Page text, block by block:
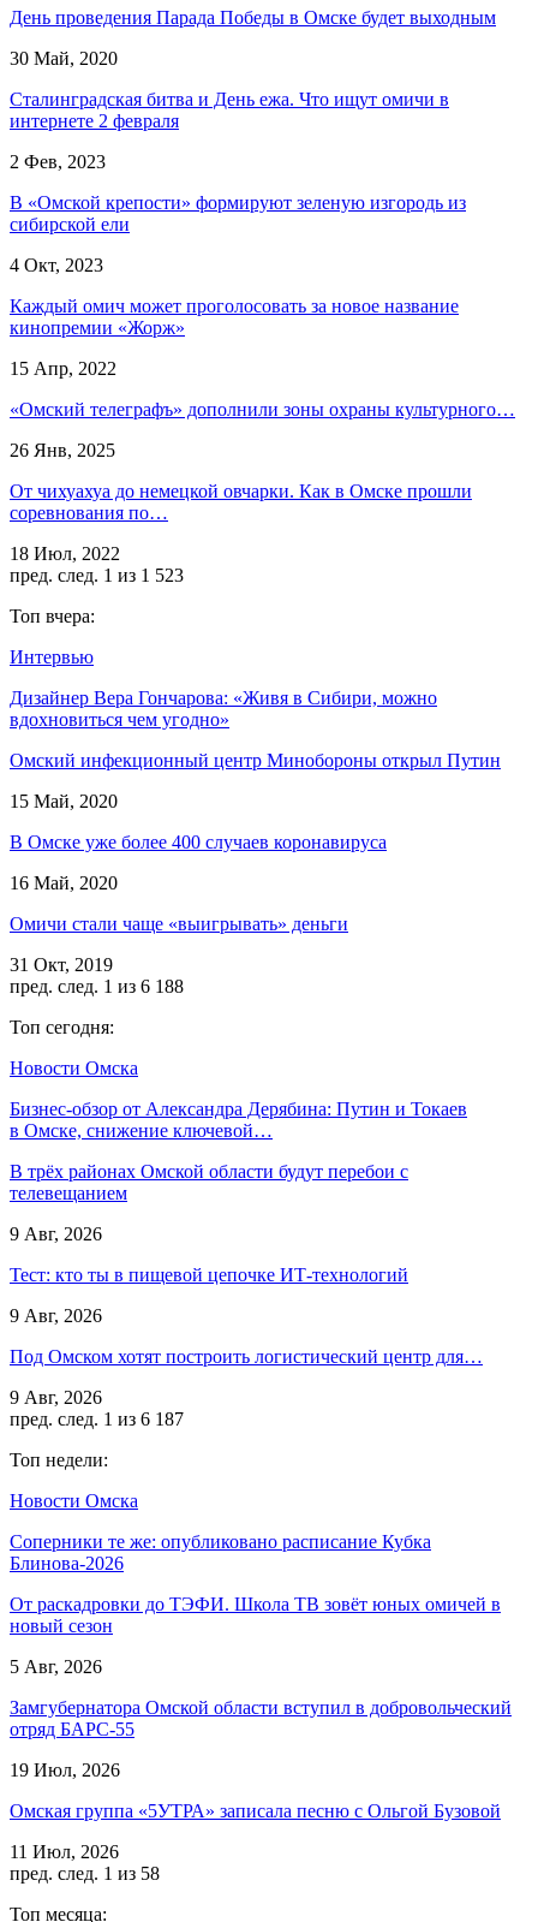
День проведения Парада Победы в Омске будет выходным
30 Май, 2020
Сталинградская битва и День ежа. Что ищут омичи в
интернете 2 февраля
2 Фев, 2023
В «Омской крепости» формируют зеленую изгородь из
сибирской ели
4 Окт, 2023
Каждый омич может проголосовать за новое название
кинопремии «Жорж»
15 Апр, 2022
«Омский телеграфъ» дополнили зоны охраны культурного…
26 Янв, 2025
От чихуахуа до немецкой овчарки. Как в Омске прошли
соревнования по…
18 Июл, 2022
пред. след. 1 из 1 523
Топ вчера:
Интервью
Дизайнер Вера Гончарова: «Живя в Сибири, можно
вдохновиться чем угодно»
Омский инфекционный центр Минобороны открыл Путин
15 Май, 2020
В Омске уже более 400 случаев коронавируса
16 Май, 2020
Омичи стали чаще «выигрывать» деньги
31 Окт, 2019
пред. след. 1 из 6 188
Топ сегодня:
Новости Омска
Бизнес-обзор от Александра Дерябина: Путин и Токаев
в Омске, снижение ключевой…
В трёх районах Омской области будут перебои с
телевещанием
9 Авг, 2026
Тест: кто ты в пищевой цепочке ИТ-технологий
9 Авг, 2026
Под Омском хотят построить логистический центр для…
9 Авг, 2026
пред. след. 1 из 6 187
Топ недели:
Новости Омска
Соперники те же: опубликовано расписание Кубка
Блинова-2026
От раскадровки до ТЭФИ. Школа ТВ зовёт юных омичей в
новый сезон
5 Авг, 2026
Замгубернатора Омской области вступил в добровольческий
отряд БАРС-55
19 Июл, 2026
Омская группа «5УТРА» записала песню с Ольгой Бузовой
11 Июл, 2026
пред. след. 1 из 58
Топ месяца: